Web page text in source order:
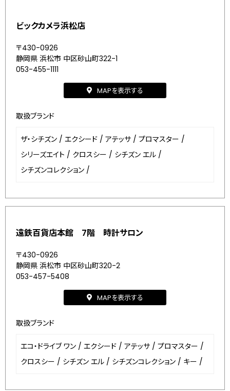
ビックカメラ浜松店
〒430-0926
静岡県 浜松市 中区砂山町322-1
053-455-1111
MAPを表示する
取扱ブランド
ザ・シチズン / エクシード / アテッサ / プロマスター /
シリーズエイト / クロスシー / シチズン エル /
シチズンコレクション /
遠鉄百貨店本館 7階 時計サロン
〒430-0926
静岡県 浜松市 中区砂山町320-2
053-457-5408
MAPを表示する
取扱ブランド
エコ・ドライブ ワン / エクシード / アテッサ / プロマスター /
クロスシー / シチズン エル / シチズンコレクション / キー /